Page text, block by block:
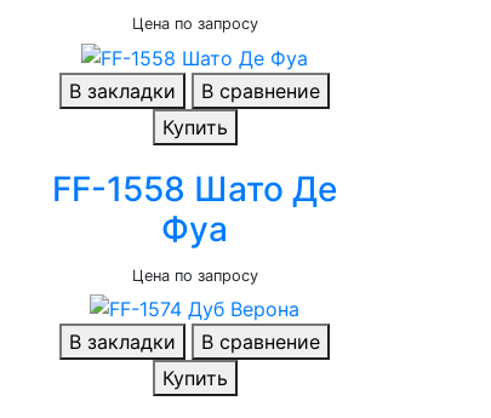
Цена по запросу
В закладки
В сравнение
Купить
FF-1558 Шато Де
Фуа
Цена по запросу
В закладки
В сравнение
Купить